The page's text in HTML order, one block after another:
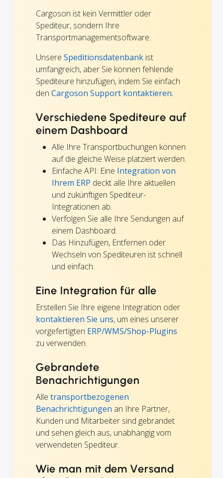
Cargoson ist kein Vermittler oder
Spediteur, sondern Ihre
Transportmanagementsoftware.
Unsere Speditionsdatenbank ist
umfangreich, aber Sie können fehlende
Spediteure hinzufügen, indem Sie einfach
den Cargoson Support kontaktieren.
Verschiedene Spediteure auf
einem Dashboard
Alle Ihre Transportbuchungen können
auf die gleiche Weise platziert werden.
Einfache API: Eine Integration von
Ihrem ERP deckt alle Ihre aktuellen
und zukünftigen Spediteur-
Integrationen ab.
Verfolgen Sie alle Ihre Sendungen auf
einem Dashboard.
Das Hinzufügen, Entfernen oder
Wechseln von Spediteuren ist schnell
und einfach.
Eine Integration für alle
Erstellen Sie Ihre eigene Integration oder
kontaktieren Sie uns, um eines unserer
vorgefertigten ERP/WMS/Shop-Plugins
zu verwenden.
Gebrandete
Benachrichtigungen
Alle transportbezogenen
Benachrichtigungen an Ihre Partner,
Kunden und Mitarbeiter sind gebrandet
und sehen gleich aus, unabhängig vom
verwendeten Spediteur.
Wie man mit dem Versand